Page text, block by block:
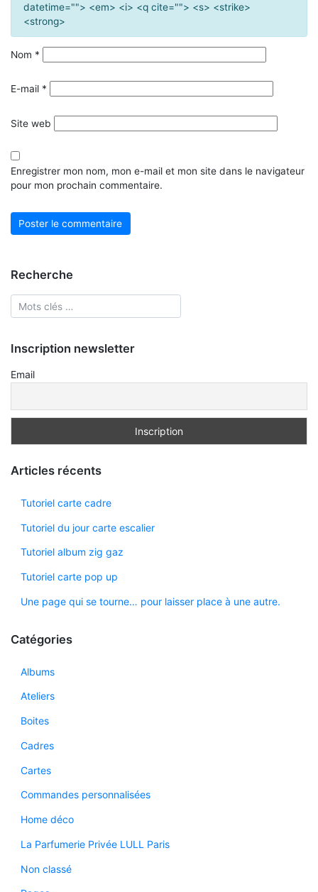
datetime=""> <em> <i> <q cite=""> <s> <strike>
<strong>
Nom *
E-mail *
Site web
Enregistrer mon nom, mon e-mail et mon site dans le navigateur
pour mon prochain commentaire.
Recherche
Inscription newsletter
Email
Articles récents
Tutoriel carte cadre
Tutoriel du jour carte escalier
Tutoriel album zig gaz
Tutoriel carte pop up
Une page qui se tourne… pour laisser place à une autre.
Catégories
Albums
Ateliers
Boites
Cadres
Cartes
Commandes personnalisées
Home déco
La Parfumerie Privée LULL Paris
Non classé